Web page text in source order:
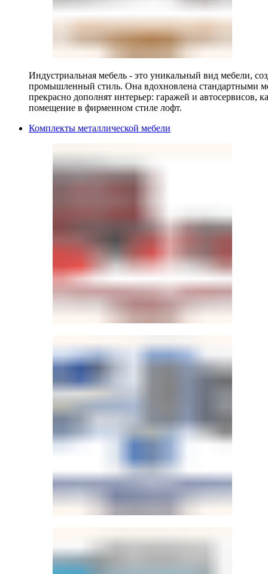
Индустриальная мебель - это уникальный вид мебели,
промышленный стиль. Она вдохновлена стандартными
прекрасно дополнят интерьер: гаражей и автосервисов,
помещение в фирменном стиле лофт.
Комплекты металлической мебели